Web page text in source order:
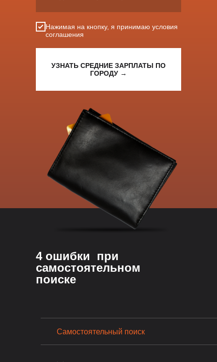
Нажимая на кнопку, я принимаю условия
соглашения
УЗНАТЬ СРЕДНИЕ ЗАРПЛАТЫ ПО
ГОРОДУ →
4 ошибки при
самостоятельном
поиске
Самостоятельный поиск